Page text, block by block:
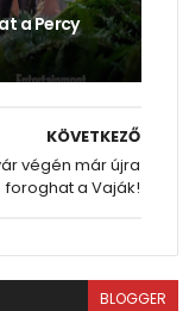
a Percy
KÖVETKEZŐ
végén már újra
foroghat a Vaják!
BLOGGER